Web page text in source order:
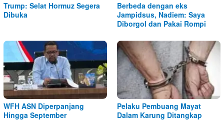
Trump: Selat Hormuz Segera
Dibuka
Berbeda dengan eks
Jampidsus, Nadiem: Saya
Diborgol dan Pakai Rompi
WFH ASN Diperpanjang
Hingga September
Pelaku Pembuang Mayat
Dalam Karung Ditangkap